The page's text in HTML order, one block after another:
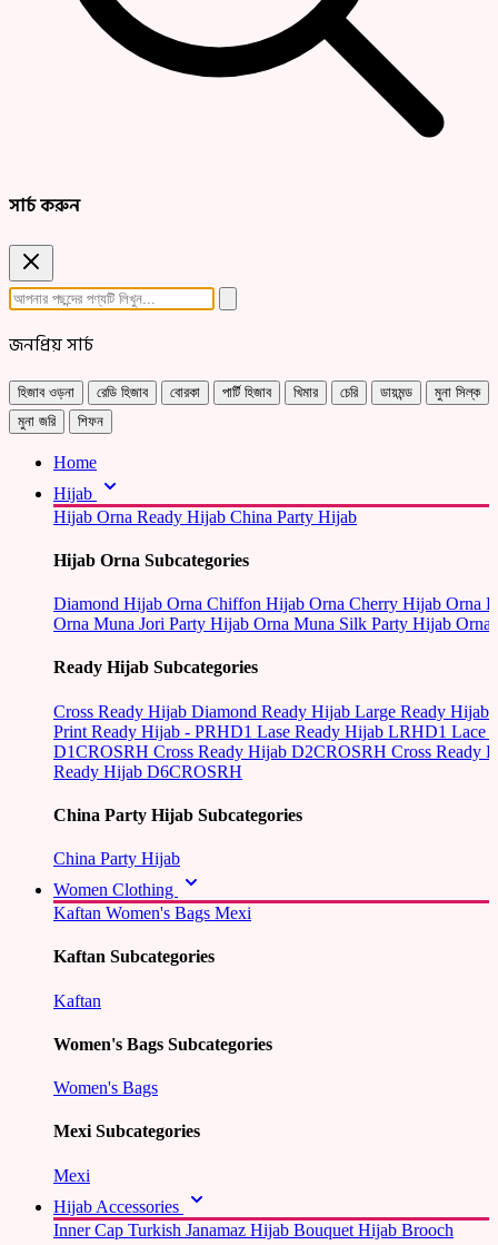
সার্চ করুন
জনপ্রিয় সার্চ
হিজাব ওড়না রেডি হিজাব বোরকা পার্টি হিজাব খিমার চেরি ডায়মন্ড
মুনা সিল্ক
মুনা জরি
শিফন
Home
Hijab
Hijab Orna Ready Hijab China Party Hijab
Hijab Orna Subcategories
Diamond Hijab Orna Chiffon Hijab Orna Cherry Hijab Orna
Orna Muna Jori Party Hijab Orna Muna Silk Party Hijab Orna
Ready Hijab Subcategories
Cross Ready Hijab Diamond Ready Hijab Large Ready Hijab
Print Ready Hijab - PRHD1 Lase Ready Hijab LRHD1 Lace
D1CROSRH Cross Ready Hijab D2CROSRH Cross Ready
Ready Hijab D6CROSRH
China Party Hijab Subcategories
China Party Hijab
Women Clothing
Kaftan Women's Bags Mexi
Kaftan Subcategories
Kaftan
Women's Bags Subcategories
Women's Bags
Mexi Subcategories
Mexi
Hijab Accessories
Inner Cap Turkish Janamaz Hijab Bouquet Hijab Brooch